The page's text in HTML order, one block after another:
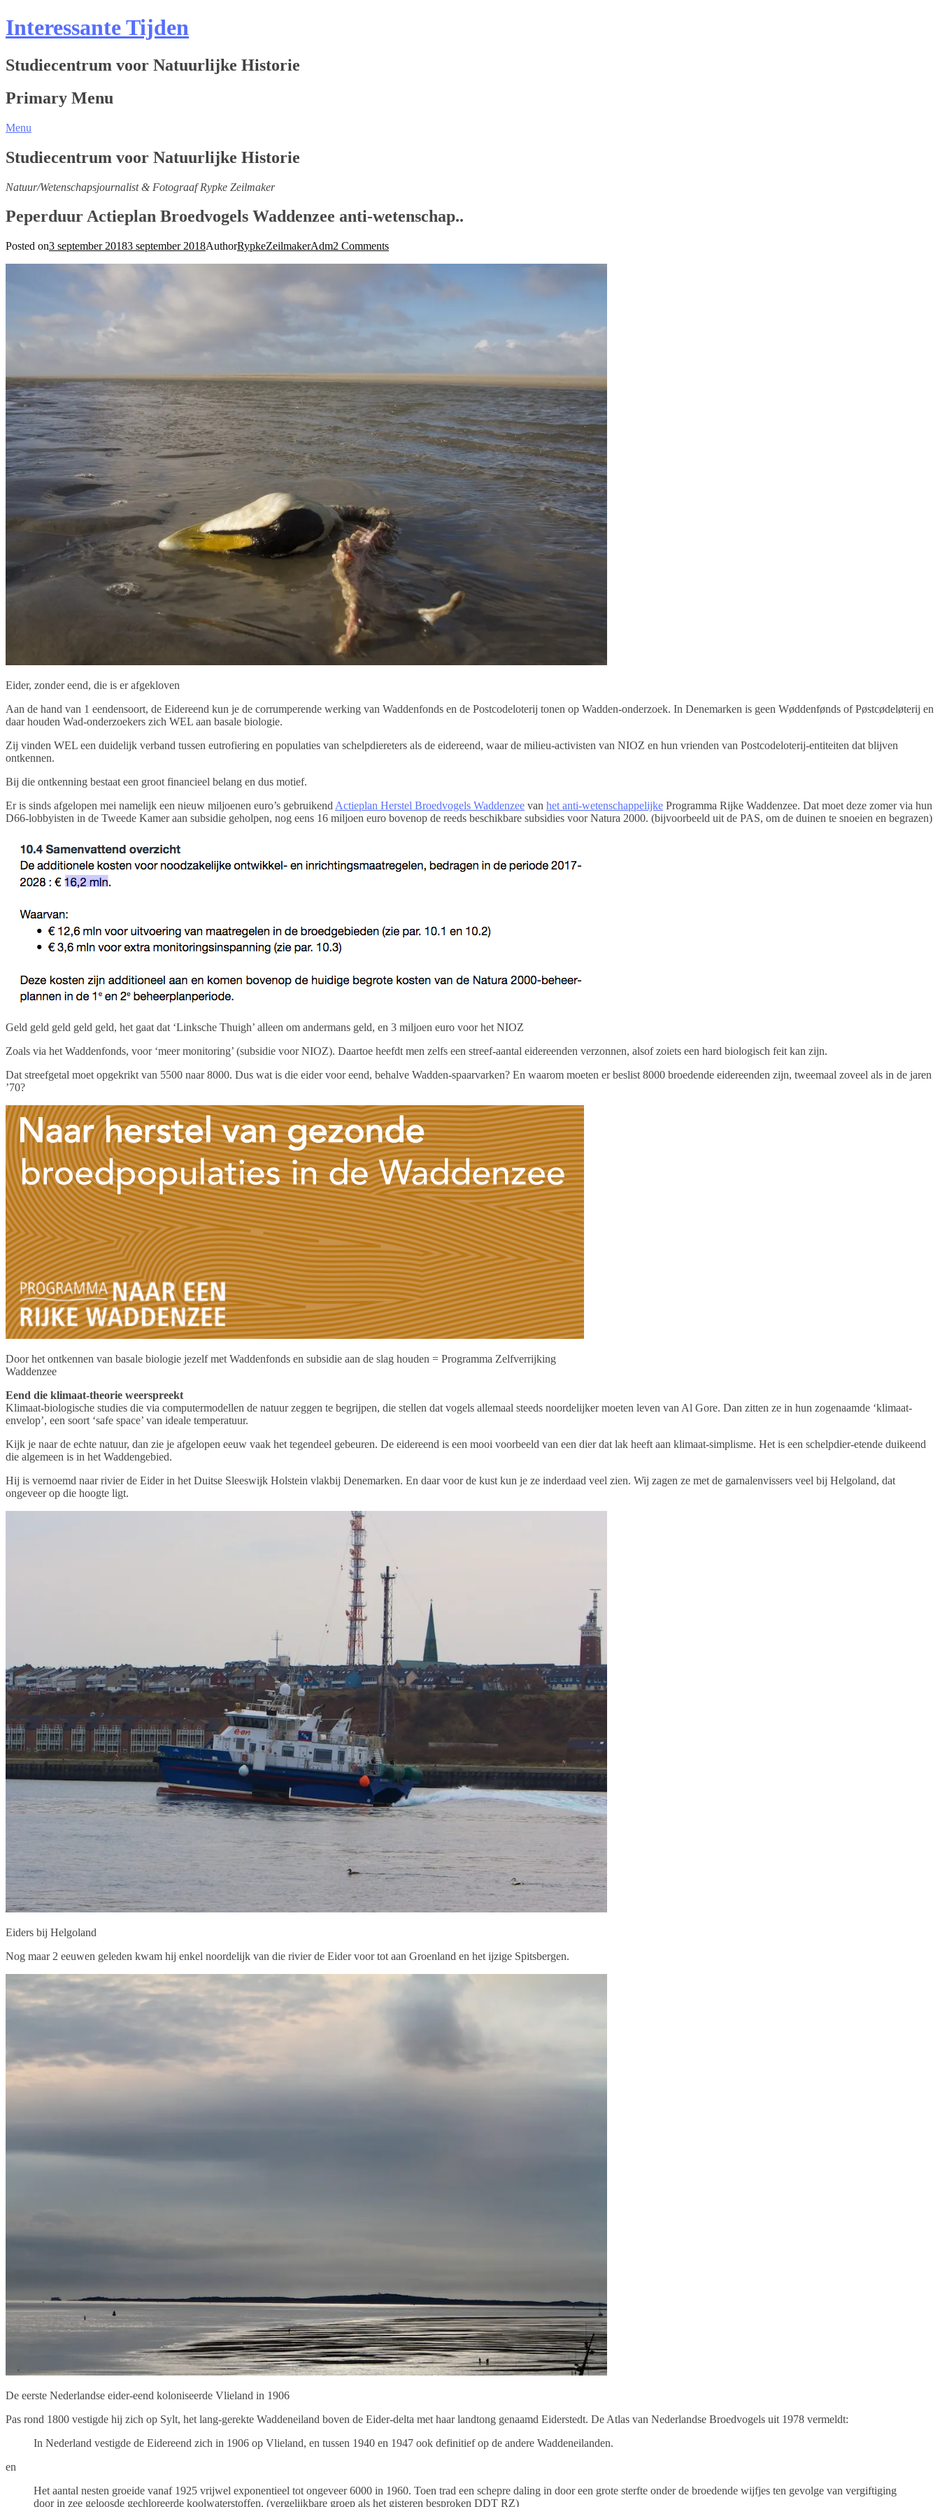
Interessante Tijden
Studiecentrum voor Natuurlijke Historie
Primary Menu
Menu
Studiecentrum voor Natuurlijke Historie
Natuur/Wetenschapsjournalist & Fotograaf Rypke Zeilmaker
Peperduur Actieplan Broedvogels Waddenzee anti-wetenschap..
Posted on3 september 20183 september 2018AuthorRypkeZeilmakerAdm2 Comments
Eider, zonder eend, die is er afgekloven
Aan de hand van 1 eendensoort, de Eidereend kun je de corrumperende werking van Waddenfonds en de Postcodeloterij tonen op Wadden-onderzoek. In Denemarken is geen Wøddenfønds of Pøstcødeløterij en
daar houden Wad-onderzoekers zich WEL aan basale biologie.
Zij vinden WEL een duidelijk verband tussen eutrofiering en populaties van schelpdiereters als de eidereend, waar de milieu-activisten van NIOZ en hun vrienden van Postcodeloterij-entiteiten dat blijven
ontkennen.
Bij die ontkenning bestaat een groot financieel belang en dus motief.
Er is sinds afgelopen mei namelijk een nieuw miljoenen euro’s gebruikend Actieplan Herstel Broedvogels Waddenzee van het anti-wetenschappelijke Programma Rijke Waddenzee. Dat moet deze zomer via hun
D66-lobbyisten in de Tweede Kamer aan subsidie geholpen, nog eens 16 miljoen euro bovenop de reeds beschikbare subsidies voor Natura 2000. (bijvoorbeeld uit de PAS, om de duinen te snoeien en begrazen)
Geld geld geld geld geld, het gaat dat ‘Linksche Thuigh’ alleen om andermans geld, en 3 miljoen euro voor het NIOZ
Zoals via het Waddenfonds, voor ‘meer monitoring’ (subsidie voor NIOZ). Daartoe heefdt men zelfs een streef-aantal eidereenden verzonnen, alsof zoiets een hard biologisch feit kan zijn.
Dat streefgetal moet opgekrikt van 5500 naar 8000. Dus wat is die eider voor eend, behalve Wadden-spaarvarken? En waarom moeten er beslist 8000 broedende eidereenden zijn, tweemaal zoveel als in de jaren
’70?
Door het ontkennen van basale biologie jezelf met Waddenfonds en subsidie aan de slag houden = Programma Zelfverrijking
Waddenzee
Eend die klimaat-theorie weerspreekt
Klimaat-biologische studies die via computermodellen de natuur zeggen te begrijpen, die stellen dat vogels allemaal steeds noordelijker moeten leven van Al Gore. Dan zitten ze in hun zogenaamde ‘klimaat-
envelop’, een soort ‘safe space’ van ideale temperatuur.
Kijk je naar de echte natuur, dan zie je afgelopen eeuw vaak het tegendeel gebeuren. De eidereend is een mooi voorbeeld van een dier dat lak heeft aan klimaat-simplisme. Het is een schelpdier-etende duikeend
die algemeen is in het Waddengebied.
Hij is vernoemd naar rivier de Eider in het Duitse Sleeswijk Holstein vlakbij Denemarken. En daar voor de kust kun je ze inderdaad veel zien. Wij zagen ze met de garnalenvissers veel bij Helgoland, dat
ongeveer op die hoogte ligt.
Eiders bij Helgoland
Nog maar 2 eeuwen geleden kwam hij enkel noordelijk van die rivier de Eider voor tot aan Groenland en het ijzige Spitsbergen.
De eerste Nederlandse eider-eend koloniseerde Vlieland in 1906
Pas rond 1800 vestigde hij zich op Sylt, het lang-gerekte Waddeneiland boven de Eider-delta met haar landtong genaamd Eiderstedt. De Atlas van Nederlandse Broedvogels uit 1978 vermeldt:
In Nederland vestigde de Eidereend zich in 1906 op Vlieland, en tussen 1940 en 1947 ook definitief op de andere Waddeneilanden.
en
Het aantal nesten groeide vanaf 1925 vrijwel exponentieel tot ongeveer 6000 in 1960. Toen trad een schepre daling in door een grote sterfte onder de broedende wijfjes ten gevolge van vergiftiging
door in zee geloosde gechloreerde koolwaterstoffen. (vergelijkbare groep als het gisteren besproken DDT RZ)